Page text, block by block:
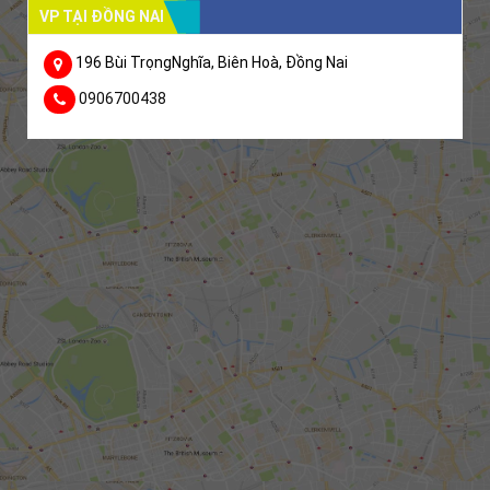
VP TẠI ĐỒNG NAI
196 Bùi TrọngNghĩa, Biên Hoà, Đồng Nai
0906700438